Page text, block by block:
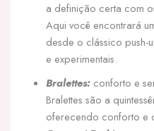
a definição certa com
Aqui você encontrará
desde o clássico push-
e experimentais.
Bralettes: conforto e
Bralettes são a
oferecendo conforto e